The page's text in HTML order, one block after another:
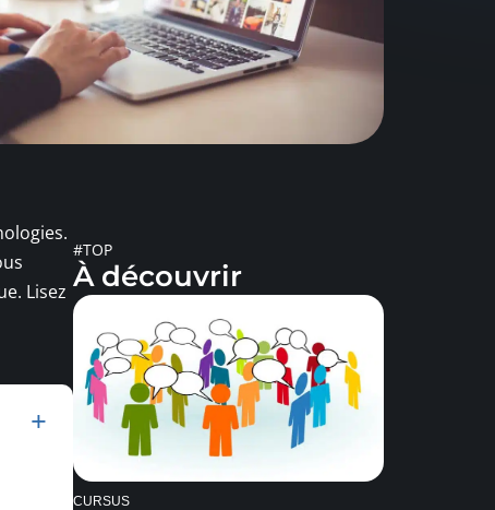
Lisez
#TOP
À découvrir
CURSUS